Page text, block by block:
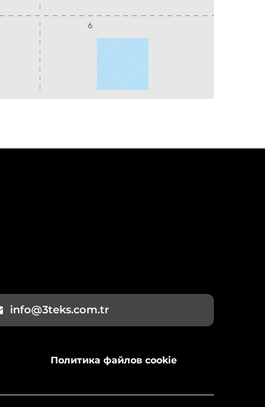
info@3teks.com.tr
Политика файлов cookie